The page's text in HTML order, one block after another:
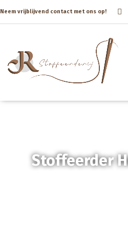
Neem vrijblijvend contact met ons op!
Stoffeerder